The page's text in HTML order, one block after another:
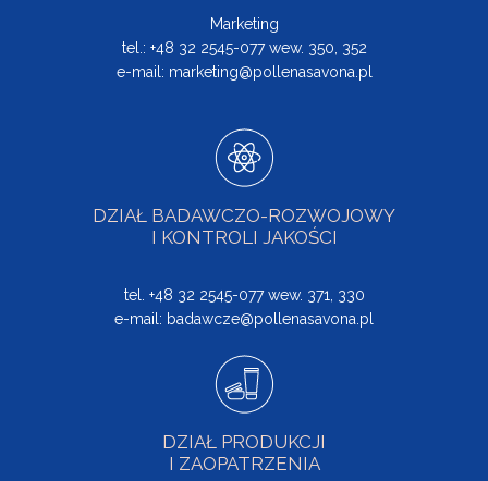
Marketing
tel.: +48 32 2545-077 wew. 350, 352
e-mail: marketing@pollenasavona.pl
DZIAŁ BADAWCZO-ROZWOJOWY
I KONTROLI JAKOŚCI
tel. +48 32 2545-077 wew. 371, 330
e-mail: badawcze@pollenasavona.pl
DZIAŁ PRODUKCJI
I ZAOPATRZENIA